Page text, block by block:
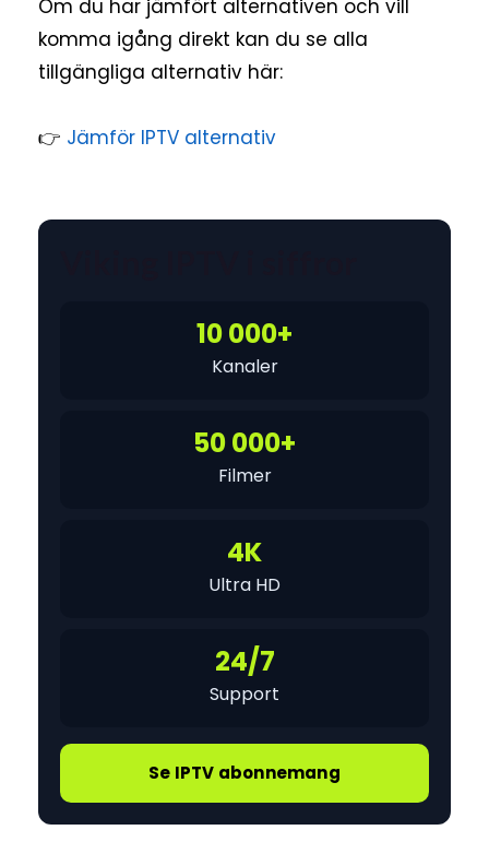
Om du har jämfört alternativen och vill
komma igång direkt kan du se alla
tillgängliga alternativ här:
👉 Jämför IPTV alternativ
10 000+
Kanaler
50 000+
Filmer
4K
Ultra HD
24/7
Support
Se IPTV abonnemang